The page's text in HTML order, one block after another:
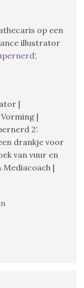
op een
illustrator
‘,
|
|
2:
drankje voor
van vuur en
Mediacoach |